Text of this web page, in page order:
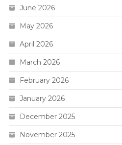
June 2026
May 2026
April 2026
March 2026
February 2026
January 2026
December 2025
November 2025